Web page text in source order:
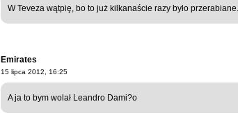
W Teveza wątpię, bo to już kilkanaście razy było przerabiane...
Emirates
15 lipca 2012, 16:25
A ja to bym wolał Leandro Dami?o